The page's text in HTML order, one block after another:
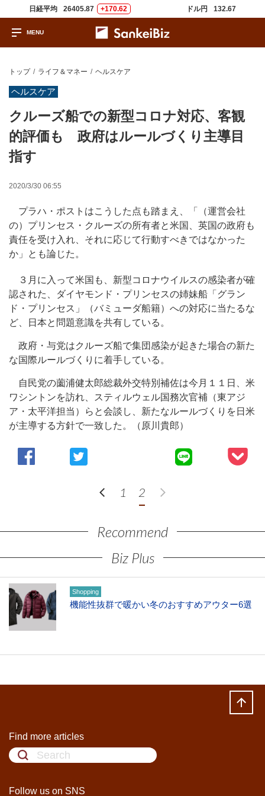
日経平均 26405.87 +170.62 ドル円 132.67
トップ ライフ＆マネー ヘルスケア
ヘルスケア
クルーズ船での新型コロナ対応、客観
的評価も 政府はルールづくり主導目
指す
2020/3/30 06:55
プラハ・ポストはこうした点も踏まえ、「（運営会社
の）プリンセス・クルーズの所有者と米国、英国の政府も
責任を受け入れ、それに応じて行動すべきではなかった
か」とも論じた。
３月に入って米国も、新型コロナウイルスの感染者が確
認された、ダイヤモンド・プリンセスの姉妹船「グラン
ド・プリンセス」（バミューダ船籍）への対応に当たるな
ど、日本と問題意識を共有している。
政府・与党はクルーズ船で集団感染が起きた場合の新た
な国際ルールづくりに着手している。
自民党の薗浦健太郎総裁外交特別補佐は今月１１日、米
ワシントンを訪れ、スティルウェル国務次官補（東アジ
ア・太平洋担当）らと会談し、新たなルールづくりを日米
が主導する方針で一致した。（原川貴郎）
1 2
Recommend
Biz Plus
Shopping
機能性抜群で暖かい冬のおすすめアウター6選
Find more articles
Follow us on SNS